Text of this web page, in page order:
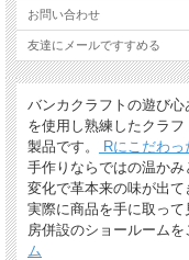
ります。
※ 写真は一例です。ラッピン
＊詳しくはこちらから
*有料ラッピング（M)
キーホルダーなど小さい品物
ます。
お問い合わせ
友達にメールですすめる
バンカクラフトの遊び
を使用し熟練したクラ
製品です。
Rにこだわ
手作りならではの温か
変化で革本来の味が出て
実際に商品を手に取っ
房併設のショールームを
ム